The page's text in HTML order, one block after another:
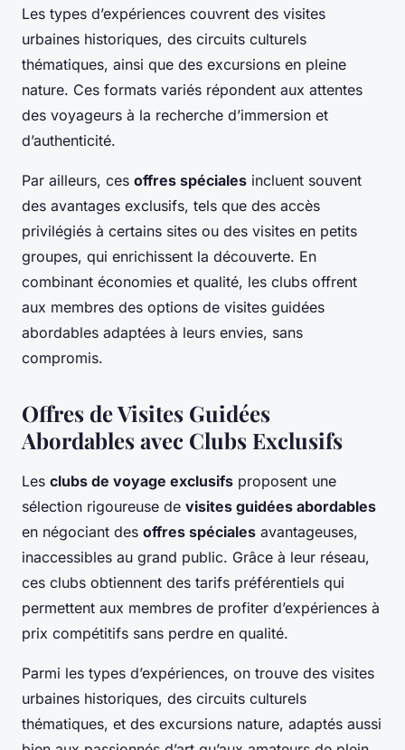
Les types d’expériences couvrent des visites
urbaines historiques, des circuits culturels
thématiques, ainsi que des excursions en pleine
nature. Ces formats variés répondent aux attentes
des voyageurs à la recherche d’immersion et
d’authenticité.
Par ailleurs, ces offres spéciales incluent souvent
des avantages exclusifs, tels que des accès
privilégiés à certains sites ou des visites en petits
groupes, qui enrichissent la découverte. En
combinant économies et qualité, les clubs offrent
aux membres des options de visites guidées
abordables adaptées à leurs envies, sans
compromis.
Offres de Visites Guidées
Abordables avec Clubs Exclusifs
Les clubs de voyage exclusifs proposent une
sélection rigoureuse de visites guidées abordables
en négociant des offres spéciales avantageuses,
inaccessibles au grand public. Grâce à leur réseau,
ces clubs obtiennent des tarifs préférentiels qui
permettent aux membres de profiter d’expériences à
prix compétitifs sans perdre en qualité.
Parmi les types d’expériences, on trouve des visites
urbaines historiques, des circuits culturels
thématiques, et des excursions nature, adaptés aussi